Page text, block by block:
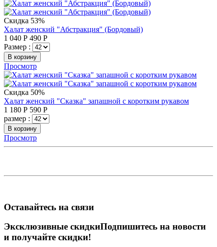
Скидка 53%
Халат женский "Абстракция" (Бордовый)
1 040 Р 490 Р
Размер :
В корзину
Просмотр
Скидка 50%
Халат женский "Сказка" запашной с коротким рукавом
1 180 Р 590 Р
размер :
В корзину
Просмотр
Оставайтесь на связи
Эксклюзивные скидкиПодпишитесь на новости
и получайте скидки!